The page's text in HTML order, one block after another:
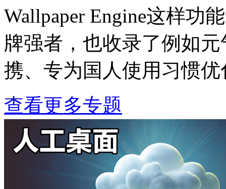
Wallpaper Engine这样功
牌强者，也收录了例如
携、专为国人使用习惯
查看更多专题